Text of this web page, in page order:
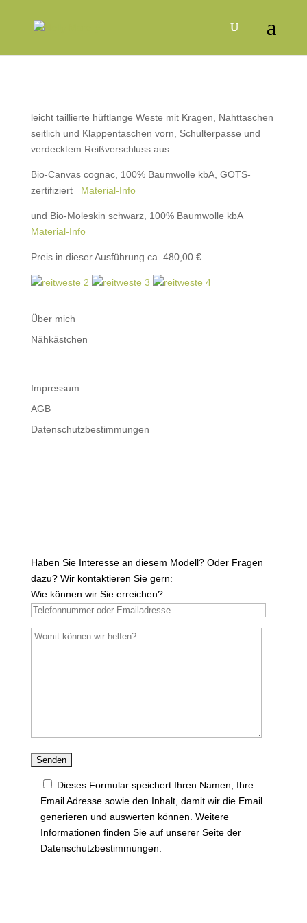
leicht taillierte hüftlange Weste mit Kragen, Nahttaschen
seitlich und Klappentaschen vorn, Schulterpasse und
verdecktem Reißverschluss aus
Bio-Canvas cognac, 100% Baumwolle kbA, GOTS-
zertifiziert Material-Info
und Bio-Moleskin schwarz, 100% Baumwolle kbA
Material-Info
Preis in dieser Ausführung ca. 480,00 €
Über mich
Nähkästchen
Impressum
AGB
Datenschutzbestimmungen
Haben Sie Interesse an diesem Modell? Oder Fragen
dazu? Wir kontaktieren Sie gern:
Wie können wir Sie erreichen?
Dieses Formular speichert Ihren Namen, Ihre
Email Adresse sowie den Inhalt, damit wir die Email
generieren und auswerten können. Weitere
Informationen finden Sie auf unserer Seite der
Datenschutzbestimmungen.